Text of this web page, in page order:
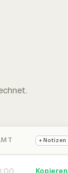
+ Notizen